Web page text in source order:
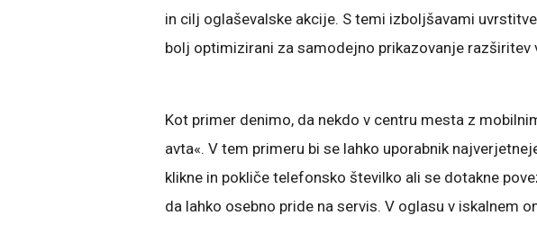
in cilj oglaševalske akcije. S temi izboljšavami
bolj optimizirani za samodejno prikazovanje razširitev
Kot primer denimo, da nekdo v centru mesta z
avta«. V tem primeru bi se lahko uporabnik
klikne in pokliče telefonsko številko ali se dotakne
da lahko osebno pride na servis. V oglasu v iskalnem